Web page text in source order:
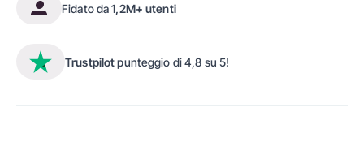
Fidato da1,2M+ utenti
Trustpilotpunteggio di 4,8 su 5!